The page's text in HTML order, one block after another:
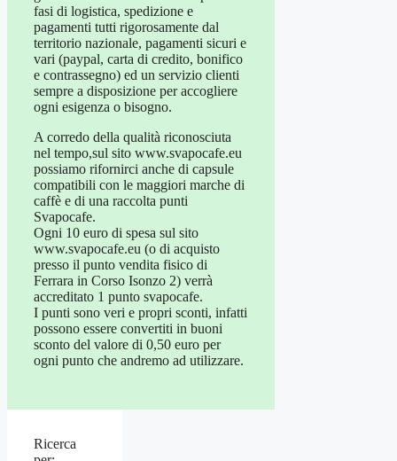
fasi di logistica, spedizione e
pagamenti tutti rigorosamente dal
territorio nazionale, pagamenti sicuri e
vari (paypal, carta di credito, bonifico
e contrassegno) ed un servizio clienti
sempre a disposizione per accogliere
ogni esigenza o bisogno.
A corredo della qualità riconosciuta
nel tempo,sul sito www.svapocafe.eu
possiamo rifornirci anche di capsule
compatibili con le maggiori marche di
caffè e di una raccolta punti
Svapocafe.
Ogni 10 euro di spesa sul sito
www.svapocafe.eu (o di acquisto
presso il punto vendita fisico di
Ferrara in Corso Isonzo 2) verrà
accreditato 1 punto svapocafe.
I punti sono veri e propri sconti, infatti
possono essere convertiti in buoni
sconto del valore di 0,50 euro per
ogni punto che andremo ad utilizzare.
Ricerca